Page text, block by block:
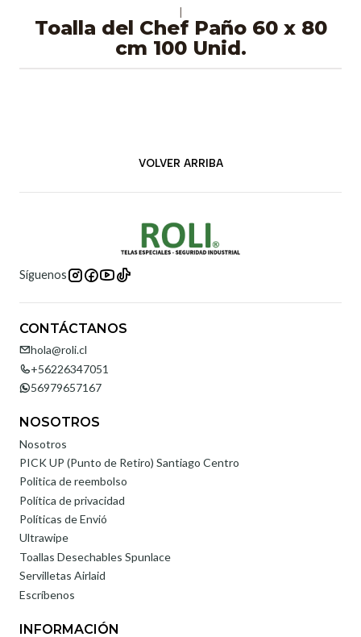
Toalla del Chef Paño 60 x 80
cm 100 Unid.
VOLVER ARRIBA
Síguenos
CONTÁCTANOS
hola@roli.cl
+56226347051
56979657167
NOSOTROS
Nosotros
PICK UP (Punto de Retiro) Santiago Centro
Politica de reembolso
Política de privacidad
Políticas de Envió
Ultrawipe
Toallas Desechables Spunlace
Servilletas Airlaid
Escríbenos
INFORMACIÓN